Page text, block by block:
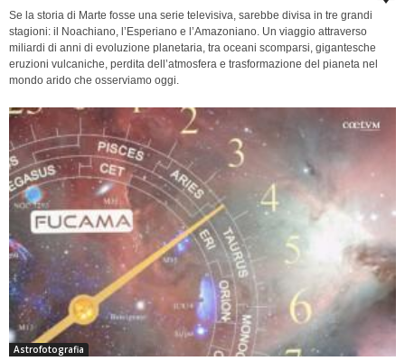
Se la storia di Marte fosse una serie televisiva, sarebbe divisa in tre grandi
stagioni: il Noachiano, l’Esperiano e l’Amazoniano. Un viaggio attraverso
miliardi di anni di evoluzione planetaria, tra oceani scomparsi, gigantesche
eruzioni vulcaniche, perdita dell’atmosfera e trasformazione del pianeta nel
mondo arido che osserviamo oggi.
Astrofotografia